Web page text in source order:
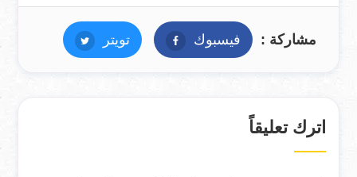
مشاركة : فيسبوك فيسبوكتويتر تويتر
اترك تعليقاً